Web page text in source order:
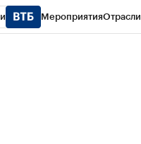
МероприятияОтрасли